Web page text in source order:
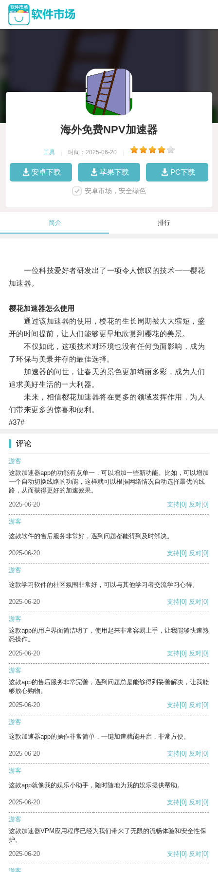
海外免费NPV加速器
工具 时间：2025-06-20
安卓下载 苹果下载 PC下载
安卓市场，安全绿色
简介 排行
一位科技爱好者研发出了一项令人惊叹的技术——樱花
加速器。
樱花加速器怎么使用
通过该加速器的使用，樱花的生长周期被大大缩短，盛
开的时间提前，让人们能够更早地欣赏到樱花的美景。
不仅如此，这项技术对环境也没有任何负面影响，成为
了环保与美景并存的最佳选择。
加速器的问世，让春天的景色更加绚丽多彩，成为人们
追求美好生活的一大利器。
未来，相信樱花加速器将在更多的领域发挥作用，为人
们带来更多的惊喜和便利。
#37#
评论
游客
这款加速器app的功能有点单一，可以增加一些新功能。比如，可以增加
一个自动切换线路的功能，这样就可以根据网络情况自动选择最优的线
路，从而获得更好的加速效果。
2025-06-20
支持[0] 反对[0]
游客
这款软件的售后服务非常好，遇到问题都能得到及时解决。
2025-06-20 支持[0] 反对[0]
游客
这款学习软件的社区氛围非常好，可以与其他学习者交流学习心得。
2025-06-20 支持[0] 反对[0]
游客
这款app的用户界面简洁明了，使用起来非常容易上手，让我能够快速熟
悉操作。
2025-06-20
支持[0] 反对[0]
游客
这款app的售后服务非常完善，遇到问题总是能够得到妥善解决，让我能
够放心购物。
2025-06-20
支持[0] 反对[0]
游客
这款加速器app的操作非常简单，一键加速就能开启，非常方便。
2025-06-20 支持[0] 反对[0]
游客
这款app就像我的娱乐小助手，随时随地为我的娱乐提供帮助。
2025-06-20 支持[0] 反对[0]
游客
这款加速器VPM应用程序已经为我们带来了无限的流畅体验和安全性保
护。
2025-06-20
支持[0] 反对[0]